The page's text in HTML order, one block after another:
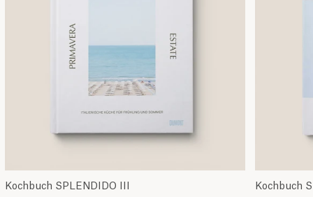
Kochbuch SPLENDIDO III Kochbuch